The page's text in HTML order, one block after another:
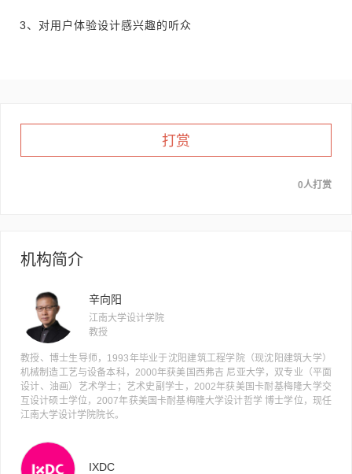
3、对用户体验设计感兴趣的听众
打赏
0人打赏
机构简介
辛向阳
江南大学设计学院
教授
教授、博士生导师，1993年毕业于沈阳建筑工程学院（现沈阳建筑大学）
机械制造工艺与设备本科，2000年获美国西弗吉 尼亚大学，双专业（平面
设计、油画）艺术学士；艺术史副学士，2002年获美国卡耐基梅隆大学交
互设计硕士学位，2007年获美国卡耐基梅隆大学设计哲学 博士学位，现任
江南大学设计学院院长。
IXDC